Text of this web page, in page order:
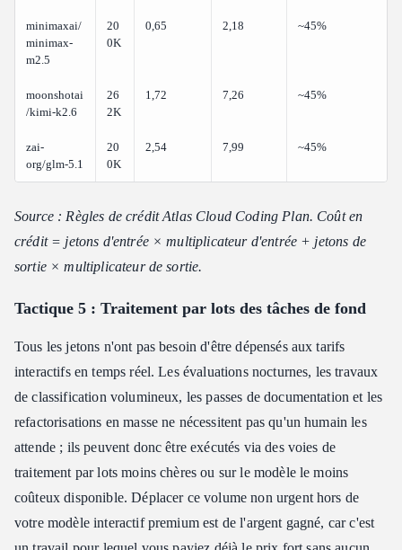
minimaxai/
minimax-
m2.5
20
0K
0,65 2,18 ~45%
moonshotai
/kimi-k2.6
26
2K
1,72 7,26 ~45%
zai-
org/glm-5.1
20
0K
2,54 7,99 ~45%
Source : Règles de crédit Atlas Cloud Coding Plan. Coût en
crédit = jetons d'entrée × multiplicateur d'entrée + jetons de
sortie × multiplicateur de sortie.
Tactique 5 : Traitement par lots des tâches de fond
Tous les jetons n'ont pas besoin d'être dépensés aux tarifs
interactifs en temps réel. Les évaluations nocturnes, les travaux
de classification volumineux, les passes de documentation et les
refactorisations en masse ne nécessitent pas qu'un humain les
attende ; ils peuvent donc être exécutés via des voies de
traitement par lots moins chères ou sur le modèle le moins
coûteux disponible. Déplacer ce volume non urgent hors de
votre modèle interactif premium est de l'argent gagné, car c'est